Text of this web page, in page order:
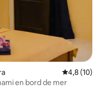
Évaluation
4,8 (10)
en bord de mer